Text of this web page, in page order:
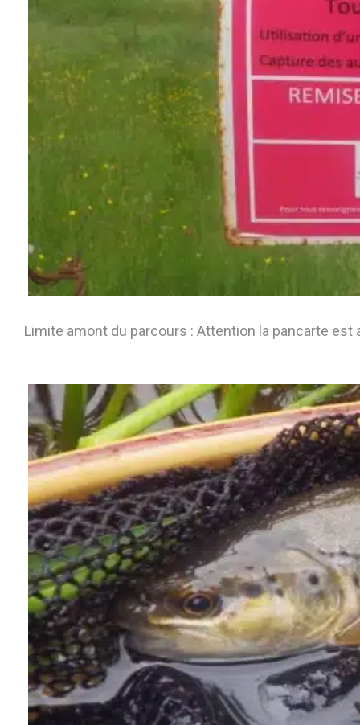
Limite amont du parcours : Attention la pancarte est